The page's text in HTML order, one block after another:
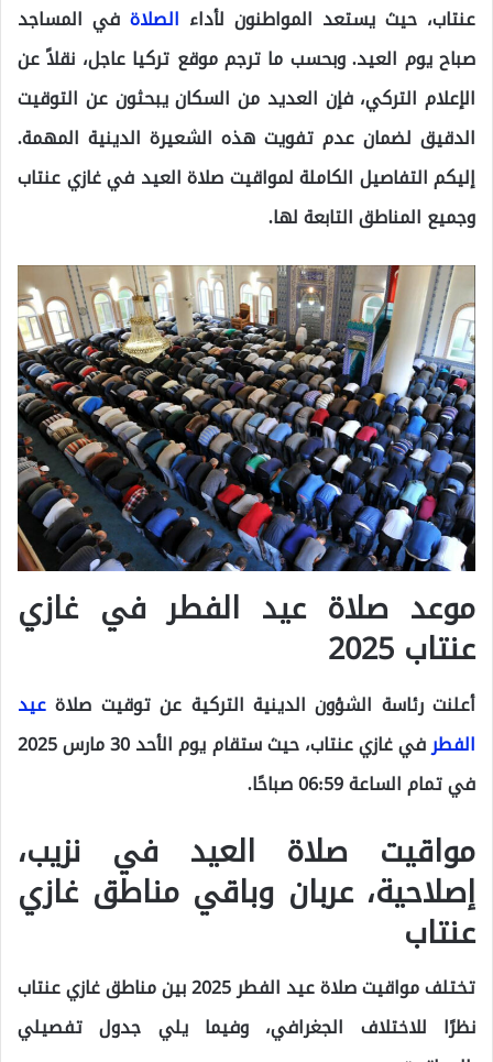
عنتاب، حيث يستعد المواطنون لأداء الصلاة في المساجد
صباح يوم العيد. وبحسب ما ترجم موقع تركيا عاجل، نقلاً عن
الإعلام التركي، فإن العديد من السكان يبحثون عن التوقيت
الدقيق لضمان عدم تفويت هذه الشعيرة الدينية المهمة.
إليكم التفاصيل الكاملة لمواقيت صلاة العيد في غازي عنتاب
وجميع المناطق التابعة لها.
موعد صلاة عيد الفطر في غازي
عنتاب 2025
أعلنت رئاسة الشؤون الدينية التركية عن توقيت صلاة عيد
الفطر
في غازي عنتاب، حيث ستقام يوم الأحد 30 مارس 2025
في تمام الساعة 06:59 صباحًا.
مواقيت صلاة العيد في نزيب،
إصلاحية، عربان وباقي مناطق غازي
عنتاب
تختلف مواقيت صلاة عيد الفطر 2025 بين مناطق غازي عنتاب
نظرًا للاختلاف الجغرافي، وفيما يلي جدول تفصيلي